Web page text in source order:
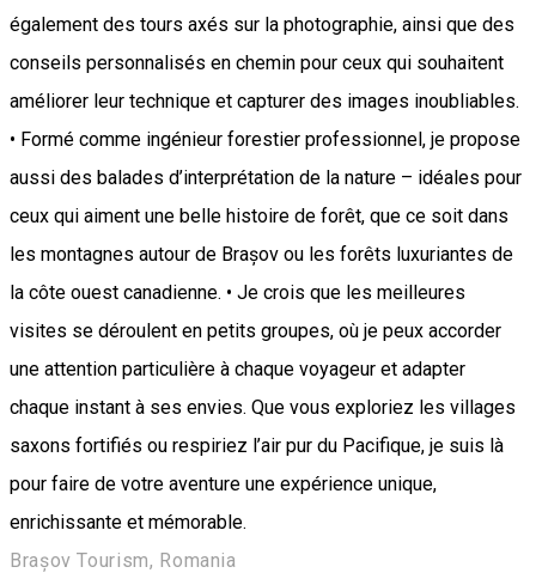
également des tours axés sur la photographie, ainsi que des
conseils personnalisés en chemin pour ceux qui souhaitent
améliorer leur technique et capturer des images inoubliables.
• Formé comme ingénieur forestier professionnel, je propose
aussi des balades d’interprétation de la nature – idéales pour
ceux qui aiment une belle histoire de forêt, que ce soit dans
les montagnes autour de Brașov ou les forêts luxuriantes de
la côte ouest canadienne. • Je crois que les meilleures
visites se déroulent en petits groupes, où je peux accorder
une attention particulière à chaque voyageur et adapter
chaque instant à ses envies. Que vous exploriez les villages
saxons fortifiés ou respiriez l’air pur du Pacifique, je suis là
pour faire de votre aventure une expérience unique,
enrichissante et mémorable.
Brașov Tourism, Romania